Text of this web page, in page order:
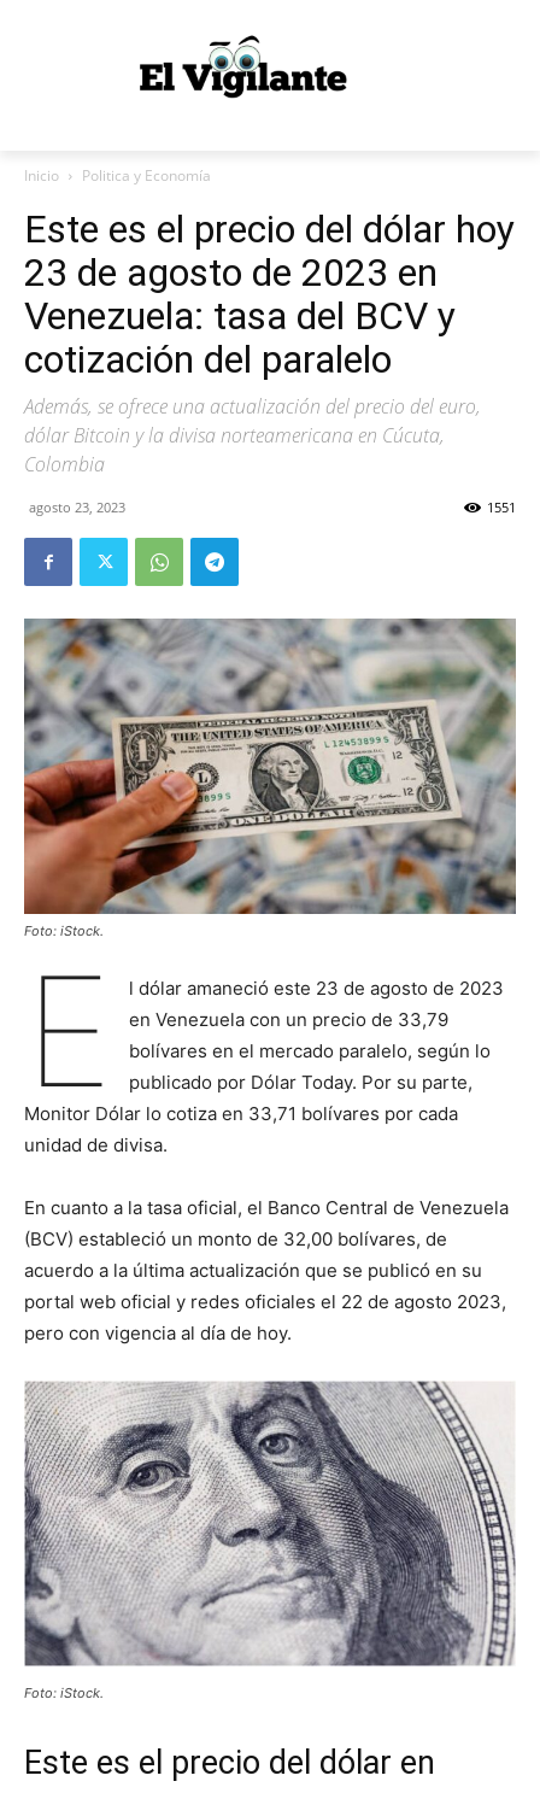
Inicio Politica y Economía
Este es el precio del dólar hoy
23 de agosto de 2023 en
Venezuela: tasa del BCV y
cotización del paralelo
Además, se ofrece una actualización del precio del euro,
dólar Bitcoin y la divisa norteamericana en Cúcuta,
Colombia
agosto 23, 2023 1551
Foto: iStock.
E
l dólar amaneció este 23 de agosto de 2023
en Venezuela con un precio de 33,79
bolívares en el mercado paralelo, según lo
publicado por Dólar Today. Por su parte,
Monitor Dólar lo cotiza en 33,71 bolívares por cada
unidad de divisa.
En cuanto a la tasa oficial, el Banco Central de Venezuela
(BCV) estableció un monto de 32,00 bolívares, de
acuerdo a la última actualización que se publicó en su
portal web oficial y redes oficiales el 22 de agosto 2023,
pero con vigencia al día de hoy.
Foto: iStock.
Este es el precio del dólar en